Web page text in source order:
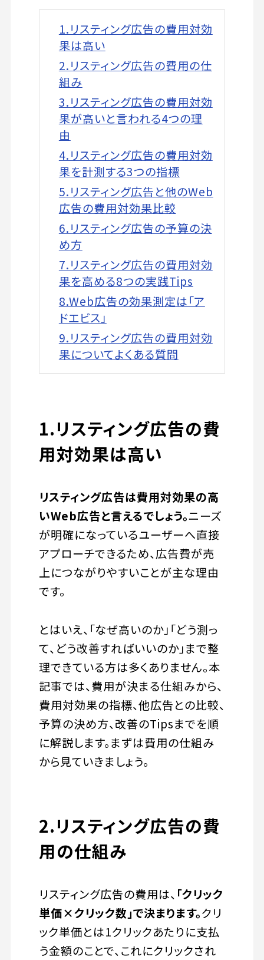
1.リスティング広告の費用対効
果は高い
2.リスティング広告の費用の仕
組み
3.リスティング広告の費用対効
果が高いと言われる4つの理
由
4.リスティング広告の費用対効
果を計測する3つの指標
5.リスティング広告と他のWeb
広告の費用対効果比較
6.リスティング広告の予算の決
め方
7.リスティング広告の費用対効
果を高める8つの実践Tips
8.Web広告の効果測定は「ア
ドエビス」
9.リスティング広告の費用対効
果についてよくある質問
1.リスティング広告の費
用対効果は高い
リスティング広告は費用対効果の高
いWeb広告と言えるでしょう。ニーズ
が明確になっているユーザーへ直接
アプローチできるため、広告費が売
上につながりやすいことが主な理由
です。
とはいえ、「なぜ高いのか」「どう測っ
て、どう改善すればいいのか」まで整
理できている方は多くありません。本
記事では、費用が決まる仕組みから、
費用対効果の指標、他広告との比較、
予算の決め方、改善のTipsまでを順
に解説します。まずは費用の仕組み
から見ていきましょう。
2.リスティング広告の費
用の仕組み
リスティング広告の費用は、 「クリック
単価×クリック数」で決まります。クリ
ック単価とは1クリックあたりに支払
う金額のことで、これにクリックされ